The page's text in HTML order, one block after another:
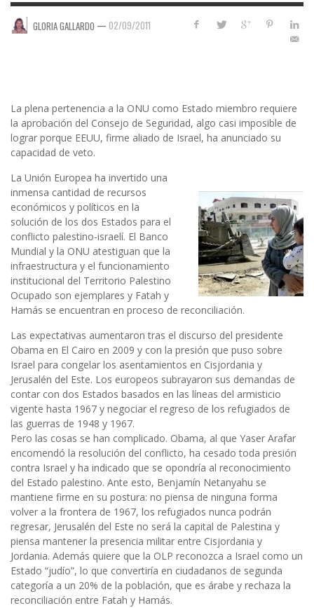
GLORIA GALLARDO — 02/09/2011
La plena pertenencia a la ONU como Estado miembro requiere
la aprobación del Consejo de Seguridad, algo casi imposible de
lograr porque EEUU, firme aliado de Israel, ha anunciado su
capacidad de veto.
La Unión Europea ha invertido una
inmensa cantidad de recursos
económicos y políticos en la
solución de los dos Estados para el
conflicto palestino-israelí. El Banco
Mundial y la ONU atestiguan que la
infraestructura y el funcionamiento
institucional del Territorio Palestino
Ocupado son ejemplares y Fatah y
Hamás se encuentran en proceso de reconciliación.
Las expectativas aumentaron tras el discurso del presidente
Obama en El Cairo en 2009 y con la presión que puso sobre
Israel para congelar los asentamientos en Cisjordania y
Jerusalén del Este. Los europeos subrayaron sus demandas de
contar con dos Estados basados en las líneas del armisticio
vigente hasta 1967 y negociar el regreso de los refugiados de
las guerras de 1948 y 1967.
Pero las cosas se han complicado. Obama, al que Yaser Arafar
encomendó la resolución del conflicto, ha cesado toda presión
contra Israel y ha indicado que se opondría al reconocimiento
del Estado palestino. Ante esto, Benjamín Netanyahu se
mantiene firme en su postura: no piensa de ninguna forma
volver a la frontera de 1967, los refugiados nunca podrán
regresar, Jerusalén del Este no será la capital de Palestina y
piensa mantener la presencia militar entre Cisjordania y
Jordania. Además quiere que la OLP reconozca a Israel como un
Estado “judío”, lo que convertiría en ciudadanos de segunda
categoría a un 20% de la población, que es árabe y rechaza la
reconciliación entre Fatah y Hamás.